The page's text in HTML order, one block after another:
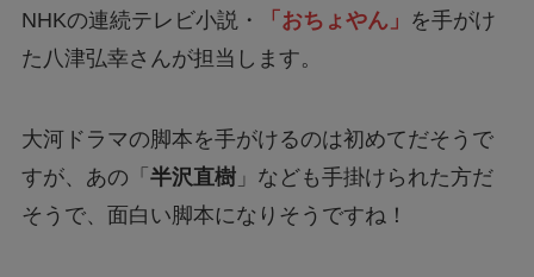
NHKの連続テレビ小説・
「おちょやん」 を手がけ
た八津弘幸さんが担当します。
大河ドラマの脚本を手がけるのは初めてだそうで
すが、あの「 半沢直樹」なども手掛けられた方だ
そうで、面白い脚本になりそうですね！